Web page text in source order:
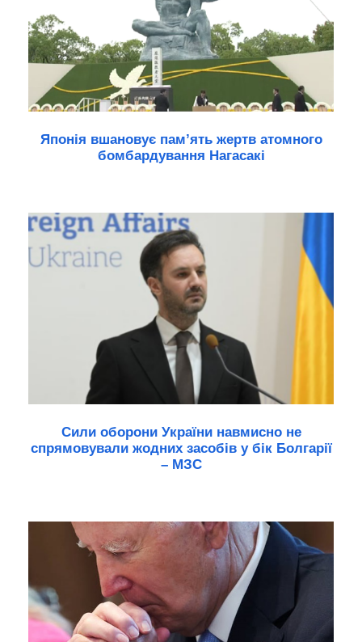
Японія вшановує пам’ять жертв атомного
бомбардування Нагасакі
Сили оборони України навмисно не
спрямовували жодних засобів у бік Болгарії
– МЗС